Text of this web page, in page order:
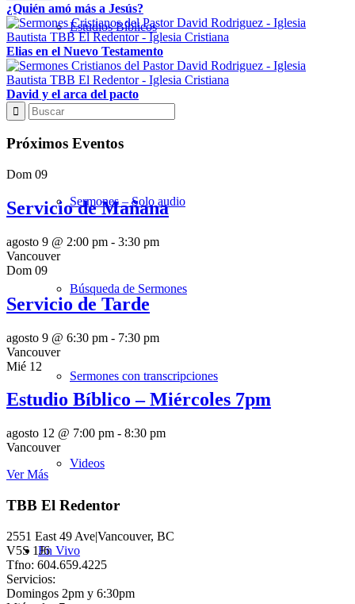
Estudios Bíblicos
Sermones – Solo audio
Búsqueda de Sermones
Sermones con transcripciones
Videos
En Vivo
¿Quién amó más a Jesús?
Elias en el Nuevo Testamento
David y el arca del pacto
Próximos Eventos
Dom 09
Servicio de Mañana
agosto 9 @ 2:00 pm - 3:30 pm
Vancouver
Dom 09
Servicio de Tarde
agosto 9 @ 6:30 pm - 7:30 pm
Vancouver
Mié 12
Estudio Bíblico – Miércoles 7pm
agosto 12 @ 7:00 pm - 8:30 pm
Vancouver
Ver Más
TBB El Redentor
2551 East 49 Ave|Vancouver, BC
V5S 1J6
Tfno: 604.659.4225
Servicios:
Domingos 2pm y 6:30pm